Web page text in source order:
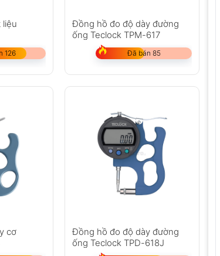
liệu
126
Đồng hồ đo độ dày đường
ống Teclock TPM-617
Đã bán 85
cơ
Đồng hồ đo độ dày đường
ống Teclock TPD-618J